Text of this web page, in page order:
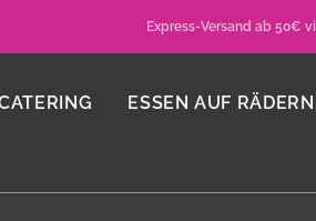
Express-Versand ab 50€
ESSEN AUF RÄDERN